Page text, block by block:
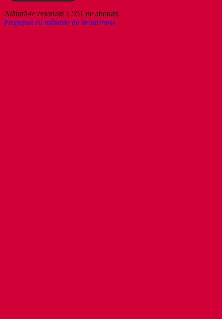
Alătură-te celorlalți 1.551 de abonați.
Propulsat cu mândrie de WordPress